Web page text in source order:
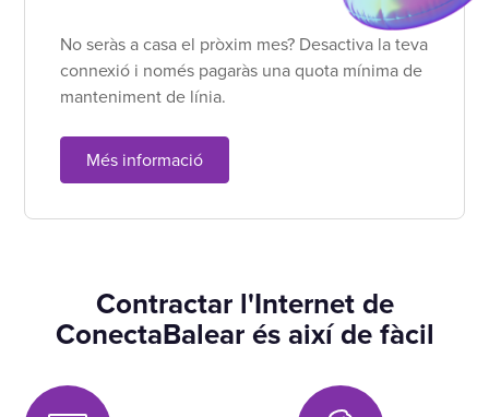
No seràs a casa el pròxim mes? Desactiva la teva
connexió i només pagaràs una quota mínima de
manteniment de línia.
Més informació
Contractar l'Internet de
ConectaBalear és així de fàcil